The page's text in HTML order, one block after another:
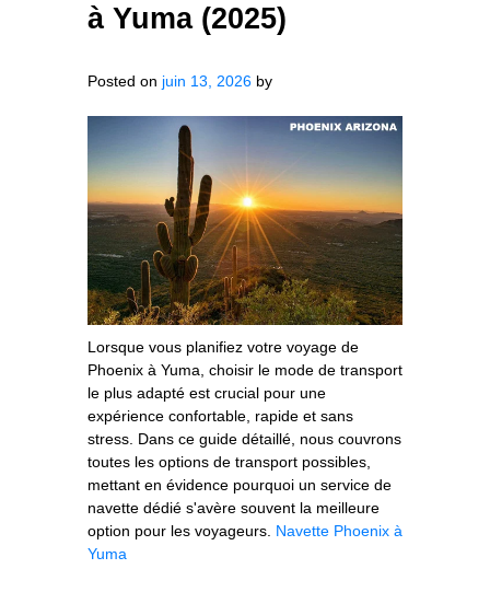
à Yuma (2025)
Posted on juin 13, 2026 by
Lorsque vous planifiez votre voyage de
Phoenix à Yuma, choisir le mode de transport
le plus adapté est crucial pour une
expérience confortable, rapide et sans
stress. Dans ce guide détaillé, nous couvrons
toutes les options de transport possibles,
mettant en évidence pourquoi un service de
navette dédié s'avère souvent la meilleure
option pour les voyageurs. Navette Phoenix à
Yuma